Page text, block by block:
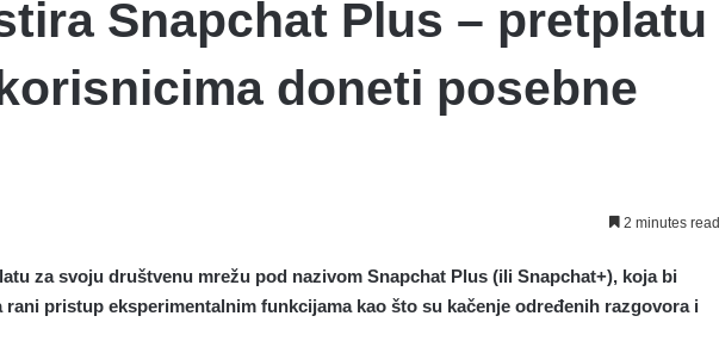
Snapchat Plus – pretplatu
doneti posebne
2 minutes read
za svoju društvenu mrežu pod nazivom Snapchat Plus (ili Snapchat+), koja bi
pristup eksperimentalnim funkcijama kao što su kačenje određenih razgovora i